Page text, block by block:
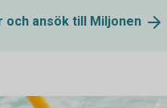
och ansök till Miljonen